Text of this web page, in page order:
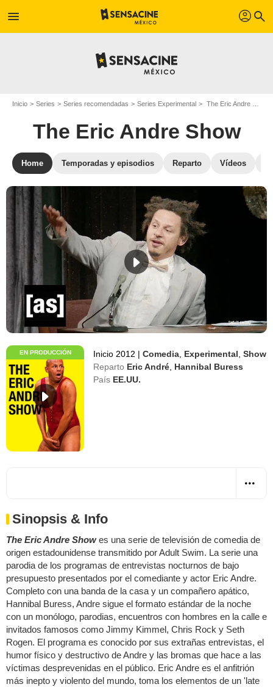
menu profil search
Inicio Series Series recomendadas Series Experimental The Eric Andre Show
The Eric Andre Show
Home Temporadas y episodios Reparto Vídeos
EN PRODUCCIÓN Inicio 2012 | Comedia Experimental ,Show
Reparto Eric André Hannibal Buress
País EE.UU.
Sinopsis & Info
The Eric Andre Showes una serie de televisión de comedia de
origen estadounidense transmitido por Adult Swim. La serie una
parodia de los programas de entrevistas nocturnos de bajo
presupuesto presentados por el comediante y actor Eric Andre.
Completo con una banda de la casa y un compañero apático,
Hannibal Buress, Andre sigue el formato estándar de la noche
con un monólogo, parodias, encuentros con hombres en la calle e
invitados famosos como Jimmy Kimmel, Chris Rock y Seth
Rogen. El programa es conocido por sus extrañas entrevistas, el
humor físico y destructivo de Andre y las bromas que hace a las
víctimas desprevenidas en el público. Eric Andre es el anfitrión
más inepto y violento del mundo, toma los elementos de un 'late